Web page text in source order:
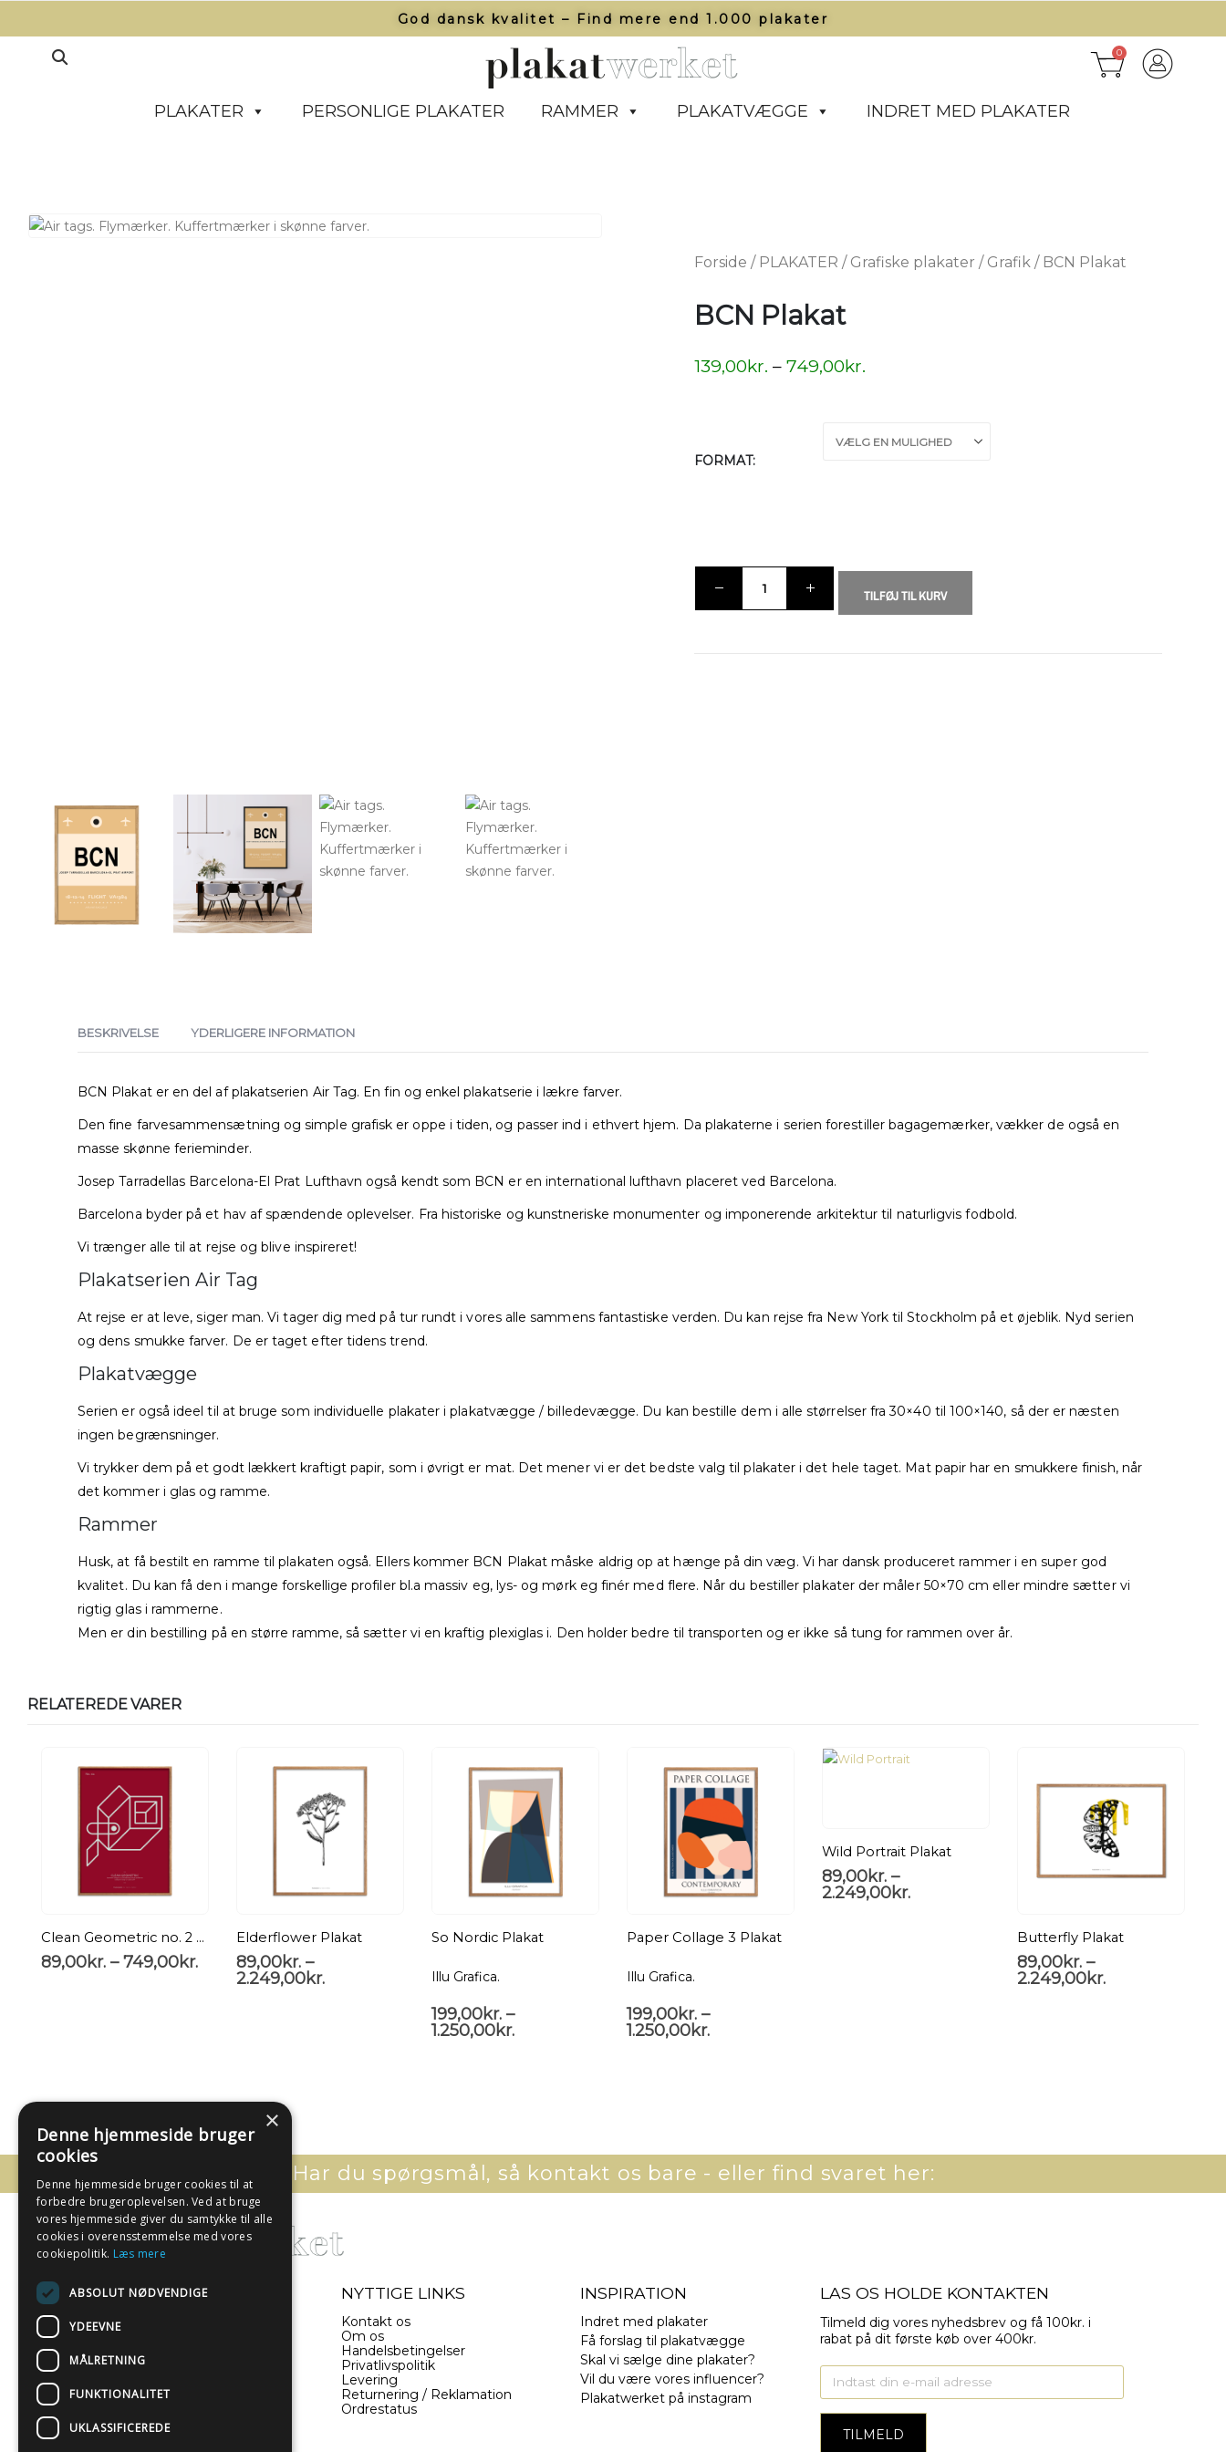
God dansk kvalitet – Find mere end 1.000 plakater​
0
PLAKATER PERSONLIGE PLAKATER RAMMER PLAKATVÆGGE INDRET MED PLAKATER
Forside / PLAKATER / Grafiske plakater / Grafik / BCN Plakat
BCN Plakat
139,00kr. – 749,00kr.
FORMAT
TILFØJ TIL KURV
BESKRIVELSE YDERLIGERE INFORMATION
BCN Plakat er en del af plakatserien Air Tag. En fin og enkel plakatserie i lækre farver.
Den fine farvesammensætning og simple grafisk er oppe i tiden, og passer ind i ethvert hjem. Da plakaterne i serien forestiller bagagemærker, vækker de også en
masse skønne ferieminder.
Josep Tarradellas Barcelona-El Prat Lufthavn også kendt som BCN er en international lufthavn placeret ved Barcelona.
Barcelona byder på et hav af spændende oplevelser. Fra historiske og kunstneriske monumenter og imponerende arkitektur til naturligvis fodbold.
Vi trænger alle til at rejse og blive inspireret!
Plakatserien Air Tag
At rejse er at leve, siger man. Vi tager dig med på tur rundt i vores alle sammens fantastiske verden. Du kan rejse fra New York til Stockholm på et øjeblik. Nyd serien
og dens smukke farver. De er taget efter tidens trend.
Plakatvægge
Serien er også ideel til at bruge som individuelle plakater i plakatvægge / billedevægge. Du kan bestille dem i alle størrelser fra 30×40 til 100×140, så der er næsten
ingen begrænsninger.
Vi trykker dem på et godt lækkert kraftigt papir, som i øvrigt er mat. Det mener vi er det bedste valg til plakater i det hele taget. Mat papir har en smukkere finish, når
det kommer i glas og ramme.
Rammer
Husk, at få bestilt en ramme til plakaten også. Ellers kommer BCN Plakat måske aldrig op at hænge på din væg. Vi har dansk produceret rammer i en super god
kvalitet. Du kan få den i mange forskellige profiler bl.a massiv eg, lys- og mørk eg finér med flere. Når du bestiller plakater der måler 50×70 cm eller mindre sætter vi
rigtig glas i rammerne.
Men er din bestilling på en større ramme, så sætter vi en kraftig plexiglas i. Den holder bedre til transporten og er ikke så tung for rammen over år.
RELATEREDE VARER
Clean Geometric no. 2 Plakat
89,00kr. – 749,00kr.
Elderflower Plakat
89,00kr. –
2.249,00kr.
So Nordic Plakat
Illu Grafica.
199,00kr. –
1.250,00kr.
Paper Collage 3 Plakat
Illu Grafica.
199,00kr. –
1.250,00kr.
Wild Portrait Plakat
89,00kr. –
2.249,00kr.
Butterfly Plakat
89,00kr. –
2.249,00kr.
Har du spørgsmål, så kontakt os bare - eller find svaret her:
- EN DEL AF ILLUX A/S
Sverigesvej 11
8660 Skanderborg
NYTTIGE LINKS
Kontakt os
Om os
Handelsbetingelser
Privatlivspolitik
Levering
Returnering / Reklamation
Ordrestatus
INSPIRATION
Indret med plakater
Få forslag til plakatvægge
Skal vi sælge dine plakater?
Vil du være vores influencer?
Plakatwerket på instagram
LAS OS HOLDE KONTAKTEN
Tilmeld dig vores nyhedsbrev og få 100kr. i
rabat på dit første køb over 400kr.
×
Denne hjemmeside bruger
cookies
Denne hjemmeside bruger cookies til at
forbedre brugeroplevelsen. Ved at bruge
vores hjemmeside giver du samtykke til alle
cookies i overensstemmelse med vores
cookiepolitik. Læs mere
ABSOLUT NØDVENDIGE
YDEEVNE
MÅLRETNING
FUNKTIONALITET
UKLASSIFICEREDE